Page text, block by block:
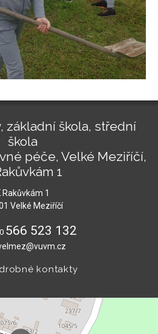
základní škola, střední
škola
péče, Velké Meziříčí,
1
Rakůvkám 1
Velké Meziříčí
566 523 132
kontakty